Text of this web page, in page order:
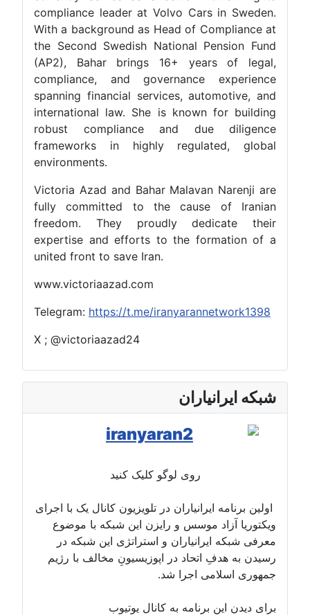
compliance leader at Volvo Cars in Sweden.
With a background as Head of Compliance at
the Second Swedish National Pension Fund
(AP2), Bahar brings 16+ years of legal,
compliance, and governance experience
spanning financial services, automotive, and
international law. She is known for building
robust compliance and due diligence
frameworks in highly regulated, global
environments.
Victoria Azad and Bahar Malavan Narenji are
fully committed to the cause of Iranian
freedom. They proudly dedicate their
expertise and efforts to the formation of a
united front to save Iran.
www.victoriaazad.com
Telegram:https://t.me/iranyarannetwork1398
X ; @victoriaazad24
شبکه ایرانیاران
روی لوگو کلیک کنید
اولین برنامه ایرانیاران در تلویزیون کانال یک با اجرای
ویکتوریا آزاد موسس و رایزن این شبکه با موضوع
معرفی شبکه ایرانیاران و استراتژی این شبکه در
رسیدن به هدفِ اتحاد در اپوزیسیونِ مخالف با رژیم
جمهوری اسلامی اجرا شد.
برای دیدن این برنامه به کانال یوتیوب